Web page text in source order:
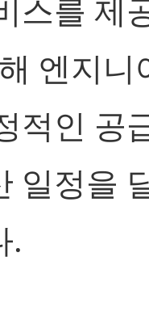
스를 제
엔지니
적인 공
일정을
.